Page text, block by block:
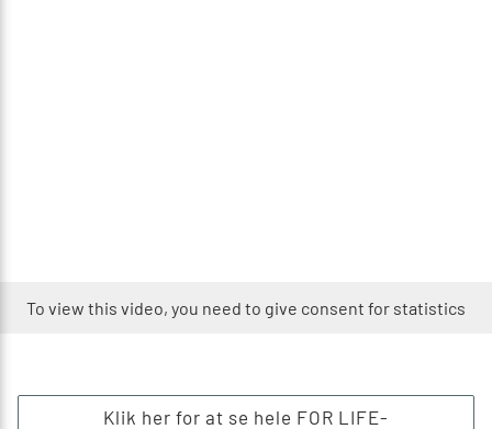
To view this video, you need to give consent for statistics
Klik her for at se hele FOR LIFE-